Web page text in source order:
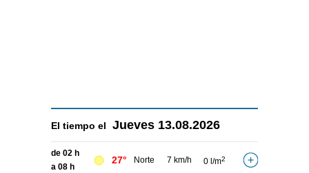
El tiempo el Jueves 13.08.2026
de 02 h
a 08 h
27° Norte 7 km/h 0 l/m2